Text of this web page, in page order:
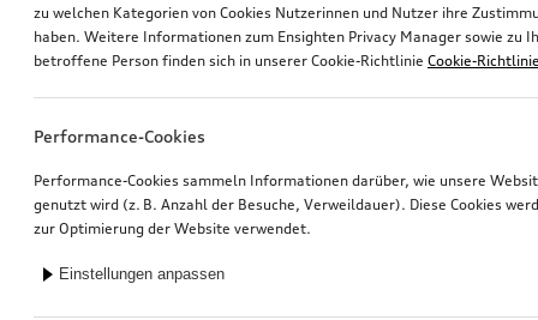
zu welchen Kategorien von Cookies Nutzerinnen und Nutzer ihre
haben. Weitere Informationen zum Ensighten Privacy Manager sowie zu
betroffene Person finden sich in unserer Cookie-Richtlinie Cookie-
Performance-Cookies
Performance-Cookies sammeln Informationen darüber, wie unsere
genutzt wird (z. B. Anzahl der Besuche, Verweildauer). Diese Cookies
zur Optimierung der Website verwendet.
Einstellungen anpassen